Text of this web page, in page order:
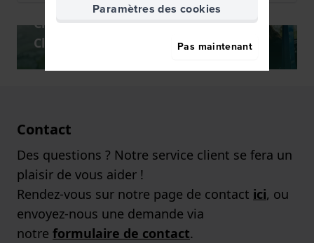
Chercher dans la nouvelle collection
Cluse
Contact
Des questions ? Notre service client se fera un
plaisir de vous aider !
Rendez-vous sur notre page de contact ici, ou
envoyez-nous une demande via
notre formulaire de contact.
Paramètres des cookies
Pas maintenant